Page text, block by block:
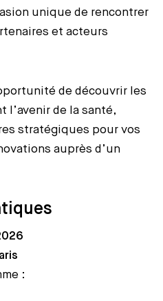
unique de rencontrer
et acteurs
de découvrir les
l’avenir de la santé,
stratégiques pour vos
auprès d’un
: